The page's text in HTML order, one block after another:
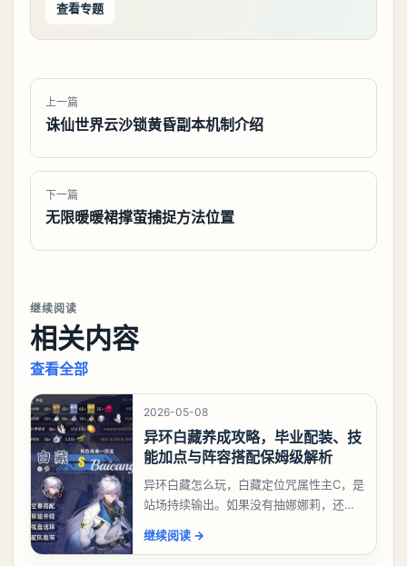
查看专题
上一篇
诛仙世界云沙锁黄昏副本机制介绍
下一篇
无限暖暖裙撑萤捕捉方法位置
继续阅读
相关内容
查看全部
2026-05-08
异环白藏养成攻略，毕业配装、技
能加点与阵容搭配保姆级解析
异环白藏怎么玩，白藏定位咒属性主C，是
站场持续输出。如果没有抽娜娜莉，还没
有娜娜莉缺另外一个二队C想打深渊也可以
继续阅读 →